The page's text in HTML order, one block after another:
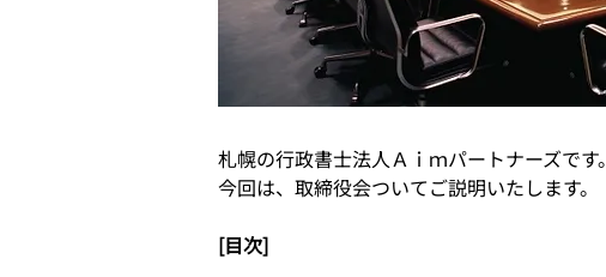
札幌の行政書士法人Ａｉｍパートナーズです。
今回は、取締役会ついてご説明いたします。
[目次]